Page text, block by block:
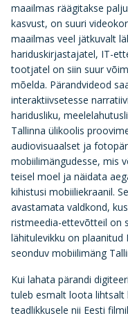
maailmas räägitakse
kasvust, on suuri
maailmas veel jätkuvalt
hariduskirjastajatel, IT-
tootjatel on siin suur
mõelda. Pärandvideod
interaktiivsetesse
haridusliku,
Tallinna ülikoolis
audiovisuaalset ja
mobiilimängudesse, mis
teisel moel ja näidata
kihistusi mobiiliekraanil.
avastamata valdkond,
ristmeedia-ettevõtteil on
lähitulevikku on plaanitud
seonduv mobiilimäng
Kui lahata pärandi
tuleb esmalt loota lihtsalt
teadlikkusele nii Eesti